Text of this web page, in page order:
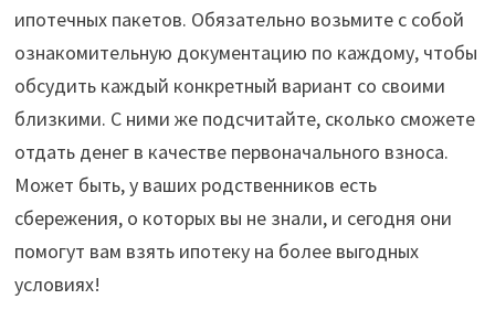
ипотечных пакетов. Обязательно возьмите с собой
ознакомительную документацию по каждому, чтобы
обсудить каждый конкретный вариант со своими
близкими. С ними же подсчитайте, сколько сможете
отдать денег в качестве первоначального взноса.
Может быть, у ваших родственников есть
сбережения, о которых вы не знали, и сегодня они
помогут вам взять ипотеку на более выгодных
условиях!